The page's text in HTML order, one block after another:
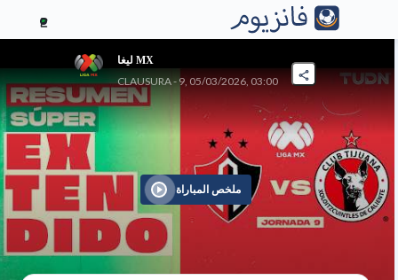
2
ليغا MX
CLAUSURA - 9, 05/03/2026, 03:00
ملخص المباراة